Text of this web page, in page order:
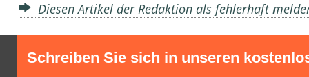
Diesen Artikel der Redaktion als fehlerhaft
Schreiben Sie sich in unseren